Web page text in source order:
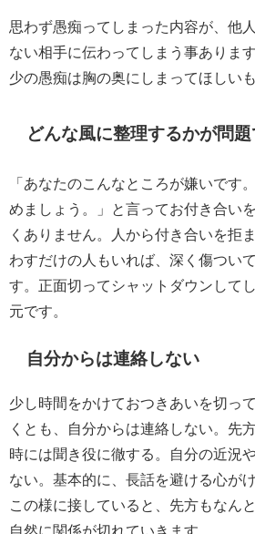
思わず愚痴ってしまった内容が、他
ない相手に伝わってしまう事ありま
少の愚痴は胸の奥にしまってほしいも
どんな風に整理するかが問題
「あなたのこんなところが嫌いです
めましょう。」と言ってお付き合い
くありません。人から付き合いを拒
わすだけの人もいれば、深く傷つい
す。正面切ってシャットダウンして
元です。
自分からは連絡しない
少し時間をかけておつきあいを切っ
くとも、自分からは連絡しない。先
時には聞き役に徹する。自分の近況
ない。基本的に、長話を避ける心が
この様に接していると、先方もなん
自然に関係が切れていきます。